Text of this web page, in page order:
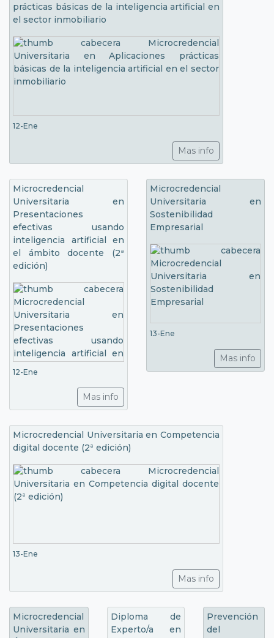
prácticas básicas de la inteligencia artificial en
el sector inmobiliario
12-Ene
Mas info
Microcredencial
Universitaria en
Presentaciones
efectivas usando
inteligencia artificial en
el ámbito docente (2ª
edición)
12-Ene
Mas info
Microcredencial
Universitaria en
Sostenibilidad
Empresarial
13-Ene
Mas info
Microcredencial Universitaria en Competencia
digital docente (2ª edición)
13-Ene
Mas info
Microcredencial
Universitaria en
Diploma de
Experto/a en
Prevención
del